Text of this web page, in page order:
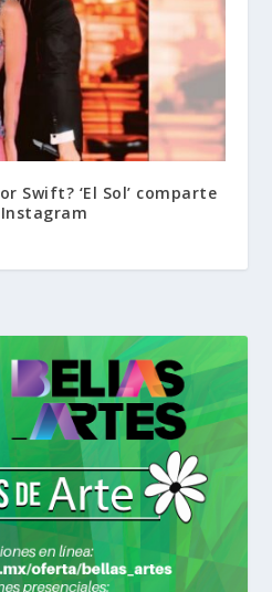
Swift? ‘El Sol’ comparte